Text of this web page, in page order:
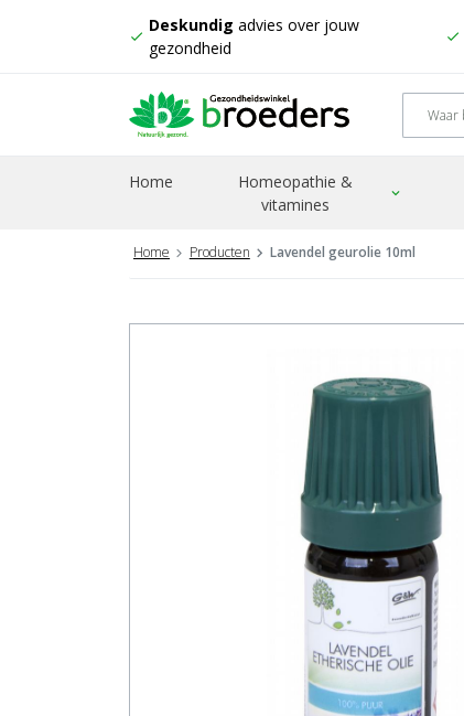
check
Deskundig advies over jouw
gezondheid
check
Home
Homeopathie &
vitamines
expand_more
Home Producten Lavendel geurolie 10ml